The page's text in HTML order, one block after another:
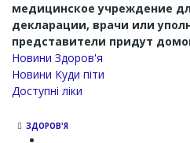
медицинское учреждение
декларации, врачи или
представители придут
Новини Здоров'я
Новини Куди піти
Доступні ліки
ЗДОРОВ'Я